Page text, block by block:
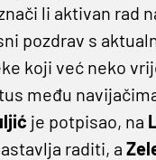
li aktivan rad
pozdrav s
koji već neko
među
je potpisao, na
raditi, a